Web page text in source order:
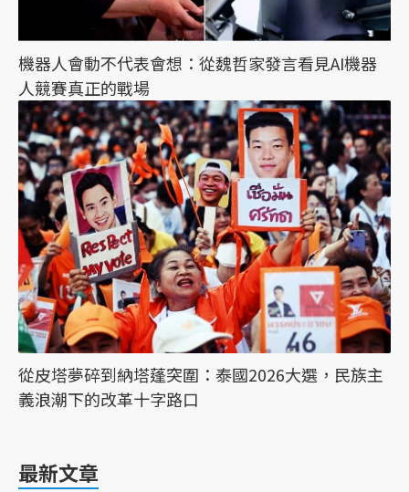
機器人會動不代表會想：從魏哲家發言看見AI機器
人競賽真正的戰場
從皮塔夢碎到納塔蓬突圍：泰國2026大選，民族主
義浪潮下的改革十字路口
最新文章